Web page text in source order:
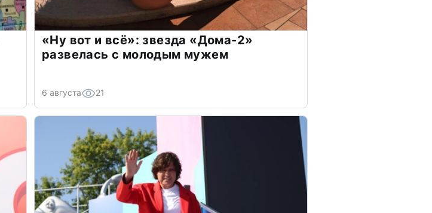
«Ну вот и всё»: звезда «Дома-2»
развелась с молодым мужем
6 августа 21